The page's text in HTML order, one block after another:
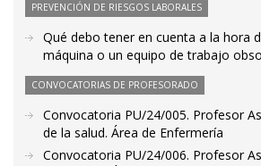
PREVENCIÓN DE RIESGOS LABORALES
Qué debo tener en cuenta a la hora
máquina o un equipo de trabajo
CONVOCATORIAS DE PROFESORADO
Convocatoria PU/24/005. Profesor
de la salud. Área de Enfermería
Convocatoria PU/24/006. Profesor